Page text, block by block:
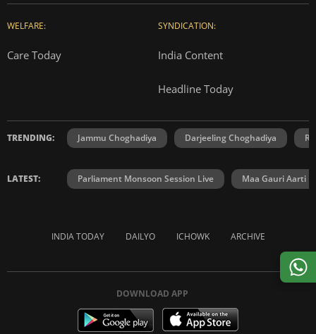
WELFARE:
Care Today
SYNDICATION:
India Content
Headline Today
TRENDING: Jammu Choghadiya Darjeeling Choghadiya
LATEST: Parliament Monsoon Session Live Maa Gauri Aarti
INDIA TODAY DAILYO ICHOWK ARCHIVE
DOWNLOAD APP